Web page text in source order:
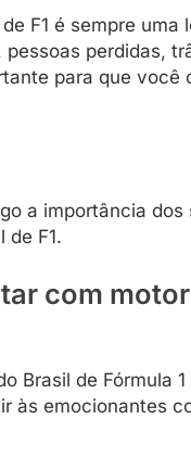
de F1 é sempre
pessoas perdidas,
para que
a importância
de F1.
com
Brasil de Fórmula
às emocionantes